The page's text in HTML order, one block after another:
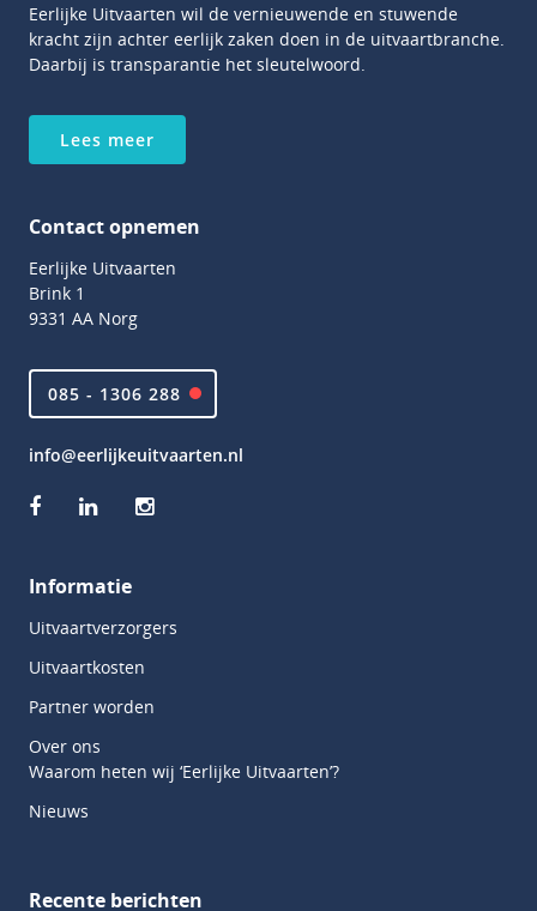
Eerlijke Uitvaarten wil de vernieuwende en stuwende
kracht zijn achter eerlijk zaken doen in de uitvaartbranche.
Daarbij is transparantie het sleutelwoord.
Lees meer
Informatie
Uitvaartverzorgers
Uitvaartkosten
Partner worden
Over ons
Waarom heten wij ‘Eerlijke Uitvaarten’?
Nieuws
Recente berichten
Contact opnemen
Eerlijke Uitvaarten
Brink 1
9331 AA Norg
085 - 1306 288
info@eerlijkeuitvaarten.nl